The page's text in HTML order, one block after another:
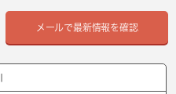
メールで最新情報を確認